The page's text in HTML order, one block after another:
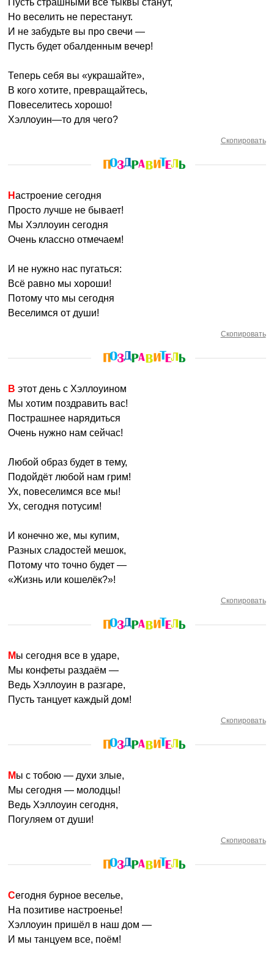
Пусть страшными все тыквы станут,
Но веселить не перестанут.
И не забудьте вы про свечи —
Пусть будет обалденным вечер!
Теперь себя вы «украшайте»,
В кого хотите, превращайтесь,
Повеселитесь хорошо!
Хэллоуин—то для чего?
Скопировать
Настроение сегодня
Просто лучше не бывает!
Мы Хэллоуин сегодня
Очень классно отмечаем!
И не нужно нас пугаться:
Всё равно мы хороши!
Потому что мы сегодня
Веселимся от души!
Скопировать
В этот день с Хэллоуином
Мы хотим поздравить вас!
Пострашнее нарядиться
Очень нужно нам сейчас!
Любой образ будет в тему,
Подойдёт любой нам грим!
Ух, повеселимся все мы!
Ух, сегодня потусим!
И конечно же, мы купим,
Разных сладостей мешок,
Потому что точно будет —
«Жизнь или кошелёк?»!
Скопировать
Мы сегодня все в ударе,
Мы конфеты раздаём —
Ведь Хэллоуин в разгаре,
Пусть танцует каждый дом!
Скопировать
Мы с тобою — духи злые,
Мы сегодня — молодцы!
Ведь Хэллоуин сегодня,
Погуляем от души!
Скопировать
Сегодня бурное веселье,
На позитиве настроенье!
Хэллоуин пришёл в наш дом —
И мы танцуем все, поём!